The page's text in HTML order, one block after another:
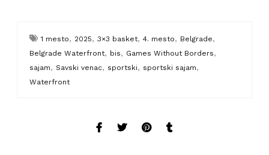
1 mesto, 2025,3×3 basket,4. mesto, Belgrade,
Belgrade Waterfront, bis, Games Without Borders,
sajam,Savski venac, sportski, sportski sajam,
Waterfront